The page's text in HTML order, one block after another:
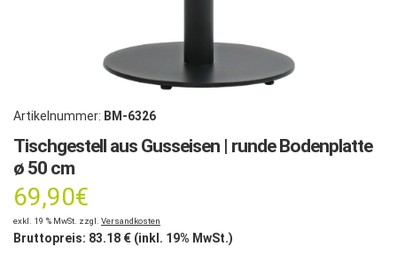
Artikelnummer: BM-6326
Tischgestell aus Gusseisen | runde Bodenplatte
ø 50 cm
69,90€
exkl. 19 % MwSt. zzgl. Versandkosten
Bruttopreis: 83.18 € (inkl. 19% MwSt.)